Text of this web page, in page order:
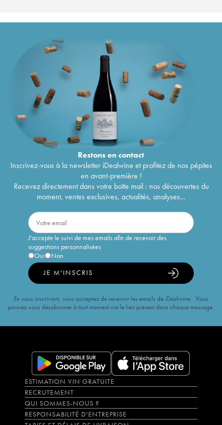
Restons encontact
Inscrivez-vous à la newsletter iDealwine et profitez de nos pépites
en avant-première !
Recevez directement dans votre boîte mail : nos découvertes du
moment, ventes exclusives, actualités, analyses...
J'accepte le suivi de mes emails afin de recevoir des
suggestions personnalisées
Oui
Non
JE M'INSCRIS
En vous inscrivant, vous acceptez de recevoir les emails de iDealwine. Vous
pouvez vous désabonner à tout moment via le lien présent dans chaque message.
ESTIMATION VIN GRATUITE
RECRUTEMENT
QUI SOMMES-NOUS ?
RESPONSABILITÉ D'ENTREPRISE